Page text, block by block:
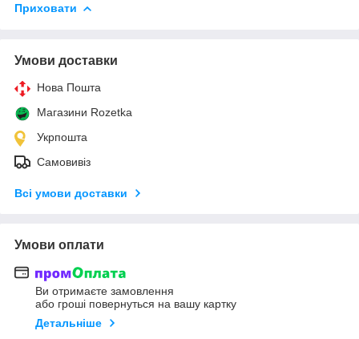
Приховати
Умови доставки
Нова Пошта
Магазини Rozetka
Укрпошта
Самовивіз
Всі умови доставки
Умови оплати
Ви отримаєте замовлення
або гроші повернуться на вашу картку
Детальніше